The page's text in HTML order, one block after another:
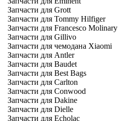
Запчасти для Grott
Запчасти для Tommy Hilfiger
Запчасти для Francesco Molinary
Запчасти для Gillivo
Запчасти для чемодана Xiaomi
Запчасти для Antler
Запчасти для Baudet
Запчасти для Best Bags
Запчасти для Carlton
Запчасти для Conwood
Запчасти для Dakine
Запчасти для Dielle
Запчасти для Echolac